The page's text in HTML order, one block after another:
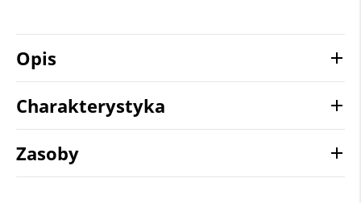
Opis
Charakterystyka
Zasoby